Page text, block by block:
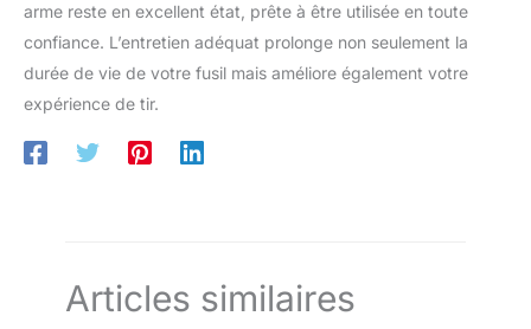
arme reste en excellent état, prête à être utilisée en toute
confiance. L’entretien adéquat prolonge non seulement la
durée de vie de votre fusil mais améliore également votre
expérience de tir.
Articles similaires